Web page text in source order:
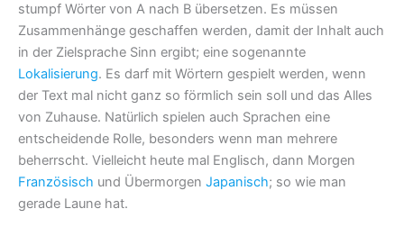
stumpf Wörter von A nach B übersetzen. Es müssen
Zusammenhänge geschaffen werden, damit der Inhalt auch
in der Zielsprache Sinn ergibt; eine sogenannte
Lokalisierung. Es darf mit Wörtern gespielt werden, wenn
der Text mal nicht ganz so förmlich sein soll und das Alles
von Zuhause. Natürlich spielen auch Sprachen eine
entscheidende Rolle, besonders wenn man mehrere
beherrscht. Vielleicht heute mal Englisch, dann Morgen
Französisch und Übermorgen Japanisch; so wie man
gerade Laune hat.